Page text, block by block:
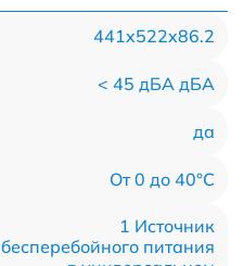
441x522x86.2
< 45 дБА дБА
да
От 0 до 40°C
1 Источник
бесперебойного питания